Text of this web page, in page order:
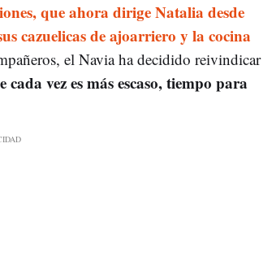
que ahora dirige Natalia desde
cazuelicas de ajoarriero y la cocina
el Navia ha decidido reivindicar
vez es más escaso, tiempo para